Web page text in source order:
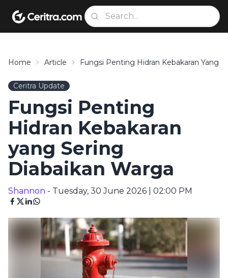
Home Article Fungsi Penting Hidran Kebakaran Yang
Ceritra Update
Fungsi Penting
Hidran Kebakaran
yang Sering
Diabaikan Warga
Shannon - Tuesday, 30 June 2026 | 02:00 PM